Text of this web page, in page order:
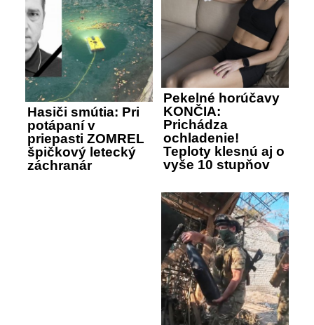
Hasiči smútia: Pri
potápaní v
priepasti ZOMREL
špičkový letecký
záchranár
Pekelné horúčavy
KONČIA:
Prichádza
ochladenie!
Teploty klesnú aj o
vyše 10 stupňov